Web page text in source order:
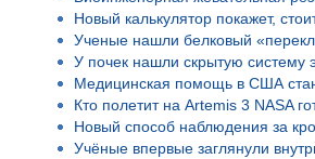
Новый калькулятор покажет,
Ученые нашли белковый
У почек нашли скрытую систему
Медицинская помощь в США
Кто полетит на Artemis 3 NASA
Новый способ наблюдения за
Учёные впервые заглянули